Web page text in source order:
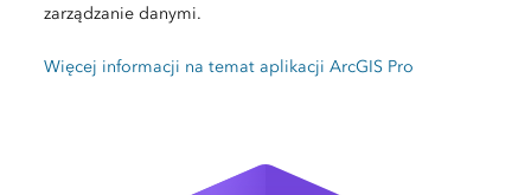
zarządzanie danymi.
Więcej informacji na temat aplikacji ArcGIS Pro